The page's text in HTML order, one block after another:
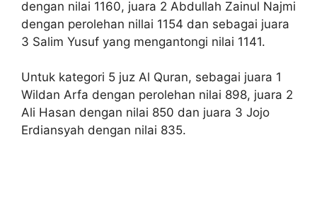
dengan nilai 1160, juara 2 Abdullah Zainul Najmi
dengan perolehan nillai 1154 dan sebagai juara
3 Salim Yusuf yang mengantongi nilai 1141.
Untuk kategori 5 juz Al Quran, sebagai juara 1
Wildan Arfa dengan perolehan nilai 898, juara 2
Ali Hasan dengan nilai 850 dan juara 3 Jojo
Erdiansyah dengan nilai 835.